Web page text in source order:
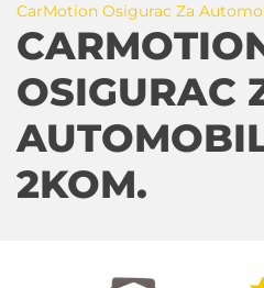
CarMotion Osigurac Za
OSIGURAC
2KOM.